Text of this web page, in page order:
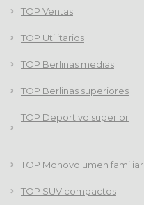
TOP Ventas
TOP Utilitarios
TOP Berlinas medias
TOP Berlinas superiores
TOP Deportivo superior
TOP Monovolumen familiar
TOP SUV compactos